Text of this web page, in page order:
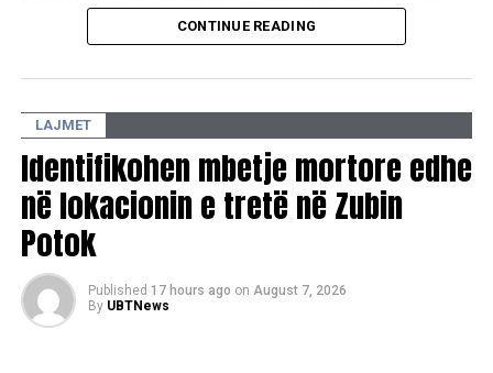
mbeten ende larg një marrëveshjeje politike, duke
përket qëndrimeve për pozitat shtetrore. /E.A/
CONTINUE READING
LAJMET
Identifikohen mbetje mortore edhe
në lokacionin e tretë në Zubin
Potok
Published 17 hours ago on August 7, 2026
By UBTNews